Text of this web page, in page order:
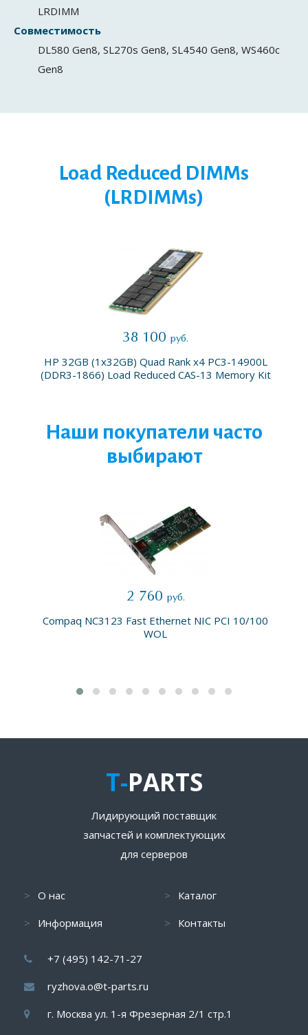
LRDIMM
Совместимость
DL580 Gen8, SL270s Gen8, SL4540 Gen8, WS460c
Gen8
Load Reduced DIMMs
(LRDIMMs)
38 100 руб.
HP 32GB (1x32GB) Quad Rank x4 PC3-14900L
(DDR3-1866) Load Reduced CAS-13 Memory Kit
Наши покупатели часто
выбирают
2 760 руб.
Compaq NC3123 Fast Ethernet NIC PCI 10/100
WOL
T-PARTS
Лидирующий поставщик
запчастей и комплектующих
для серверов
О нас
Информация
Каталог
Контакты
+7 (495) 142-71-27
ryzhova.o@t-parts.ru
г. Москва ул. 1-я Фрезерная 2/1 стр.1